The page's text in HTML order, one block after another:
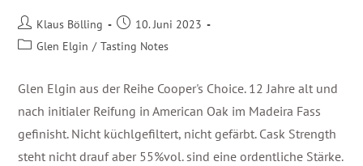
Klaus Bölling
10. Juni 2023
Glen Elgin / Tasting Notes
Glen Elgin aus der Reihe Cooper's Choice. 12 Jahre alt und
nach initialer Reifung in American Oak im Madeira Fass
gefinisht. Nicht küchlgefiltert, nicht gefärbt. Cask Strength
steht nicht drauf aber 55%vol. sind eine ordentliche Stärke.